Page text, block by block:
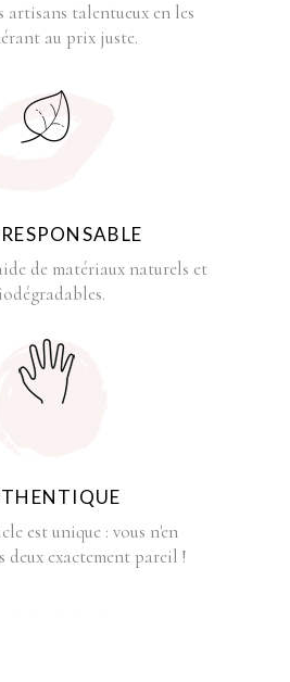
artisans talentueux en les
au prix juste.
de matériaux naturels et
est unique : vous n'en
deux exactement pareil !